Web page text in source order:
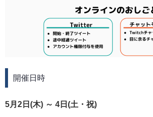
開催日時
5月2日(木) ～ 4日(土・祝)